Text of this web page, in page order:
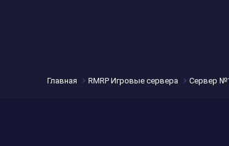
Главная RMRP Игровые сервера Сервер